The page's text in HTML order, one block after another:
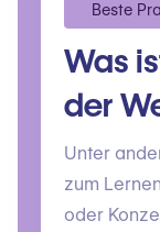
Beste
Was
der
Unter
zum
oder